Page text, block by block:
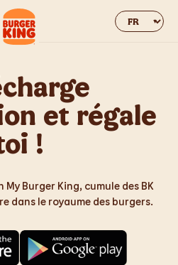
Change
et régale
!
Burger King, cumule des BK
dans le royaume des burgers.